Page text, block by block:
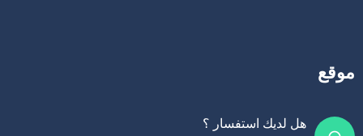
موقع
هل لديك استفسار ؟